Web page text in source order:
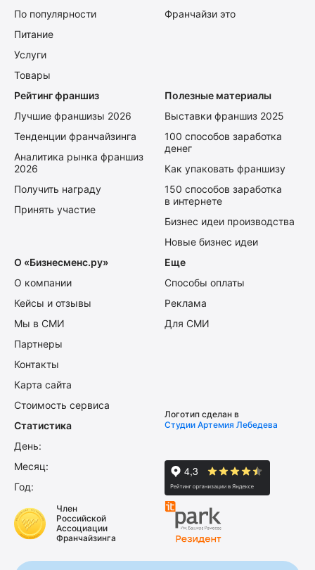
По популярности
Питание
Услуги
Товары
Франчайзи это
Рейтинг франшиз
Лучшие франшизы 2026
Тенденции франчайзинга
Аналитика рынка франшиз
2026
Получить награду
Принять участие
Полезные материалы
Выставки франшиз 2025
100 способов заработка
денег
Как упаковать франшизу
150 способов заработка
в интернете
Бизнес идеи производства
Новые бизнес идеи
О «Бизнесменс.ру»
О компании
Кейсы и отзывы
Мы в СМИ
Партнеры
Контакты
Карта сайта
Стоимость сервиса
Еще
Способы оплаты
Реклама
Для СМИ
Статистика
День:
Месяц:
Год:
Логотип сделан в
Студии Артемия Лебедева
Член
Российской
Ассоциации
Франчайзинга